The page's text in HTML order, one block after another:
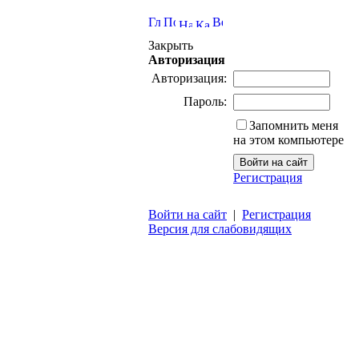
Закрыть
Авторизация
Авторизация:
Пароль:
Запомнить меня
на этом компьютере
Регистрация
Войти на сайт | Регистрация
Версия для слабовидящих